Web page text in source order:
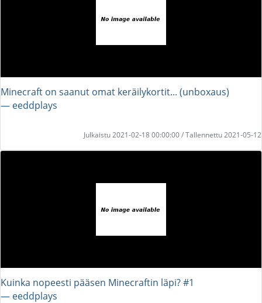
Minecraft on saanut omat keräilykortit... (unboxaus)
― eeddplays
Julkaistu 2021-02-18 00:00:00 / Tallennettu 2021-05-12
Kuinka nopeesti pääsen Minecraftin läpi? #1
― eeddplays